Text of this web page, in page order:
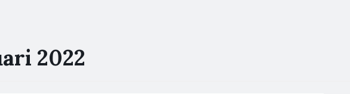
2022